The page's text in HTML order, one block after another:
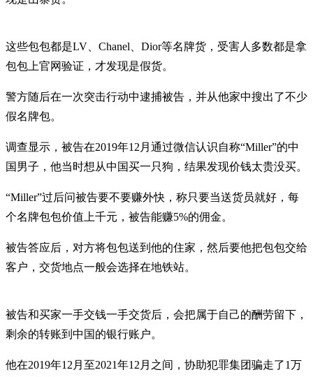
这些包包都是LV、Chanel、Dior等名牌货，受害人多数都是拿
包包上官网验证，才发现是假货。
警方随后在一次突击行动中逮捕被告，并从他家中搜出了不少
假名牌包。
调查显示，被告在2019年12月通过微信认识自称“Miller”的中
国男子，他当时想从中国买一只狗，结果发现价钱太贵没买。
“Miller”过后问被告要不要赚外快，称只要当送货员就好，每
个名牌包包价值上千元，被告能赚5%的佣金。
被告答应后，对方将包包送到他的住家，然后要他把包包交给
客户，交货地点一般会选择在地铁站。
被告和买家一手交钱一手交货后，会把属于自己的酬劳留下，
剩余的转账到中国的银行账户。
他在2019年12月至2021年12月之间，协助犯罪集团骗走了1万